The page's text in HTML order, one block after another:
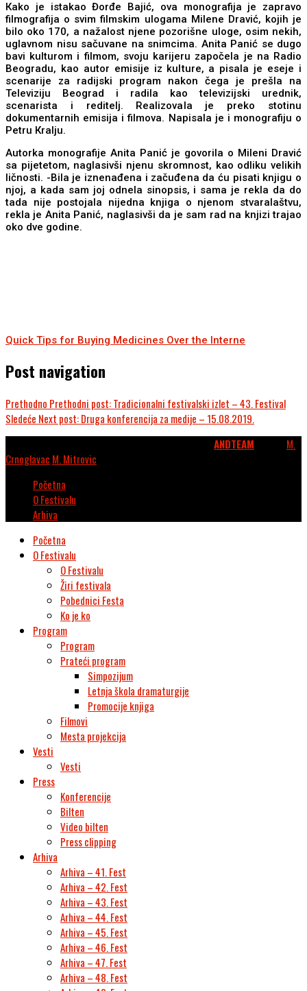
Кako je istakao Đorđe Bajić, ova monografija je zapravo
filmografija o svim filmskim ulogama Milene Dravić, kojih je
bilo oko 170, a nažalost njene pozorišne uloge, osim nekih,
uglavnom nisu sačuvane na snimcima. Anita Panić se dugo
bavi kulturom i filmom, svoju karijeru započela je na Radio
Beogradu, kao autor emisije iz kulture, a pisala je eseje i
scenarije za radijski program nakon čega je prešla na
Televiziju Beograd i radila kao televizijski urednik,
scenarista i reditelj. Realizovala je preko stotinu
dokumentarnih emisija i filmova. Napisala je i monografiju o
Petru Кralju.
Autorka monografije Anita Panić je govorila o Mileni Dravić
sa pijetetom, naglasivši njenu skromnost, kao odliku velikih
ličnosti. -Bila je iznenađena i začuđena da ću pisati knjigu o
njoj, a kada sam joj odnela sinopsis, i sama je rekla da do
tada nije postojala nijedna knjiga o njenom stvaralaštvu,
rekla je Anita Panić, naglasivši da je sam rad na knjizi trajao
oko dve godine.
Quick Tips for Buying Medicines Over the Interne
Post navigation
Prethodno Prethodni post:Tradicionalni festivalski izlet – 43. Festival
Sledeće Next post:Druga konferencija za medije – 15.08.2019.
ANDTEAM
M.
Crnoglavac M. Mitrovic
Početna
O Festivalu
Arhiva
Početna
O Festivalu
O Festivalu
Žiri festivala
Pobednici Festa
Ko je ko
Program
Program
Prateći program
Simpozijum
Letnja škola dramaturgije
Promocije knjiga
Filmovi
Mesta projekcija
Vesti
Vesti
Press
Konferencije
Bilten
Video bilten
Press clipping
Arhiva
Arhiva – 41. Fest
Arhiva – 42. Fest
Arhiva – 43. Fest
Arhiva – 44. Fest
Arhiva – 45. Fest
Arhiva – 46. Fest
Arhiva – 47. Fest
Arhiva – 48. Fest